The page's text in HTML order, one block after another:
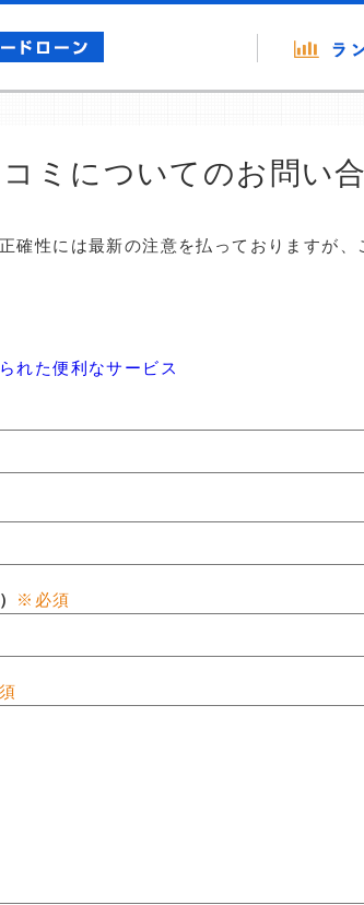
コミについてのお問い
確性には最新の注意を払っておりますが
れた便利なサービス
※必須